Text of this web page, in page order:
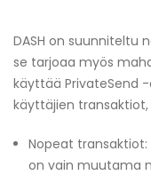
DASH on suunniteltu
se tarjoaa myös
käyttää PrivateSend
käyttäjien
Nopeat transaktiot:
on vain muutama